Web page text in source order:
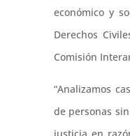
económico y
Derechos
Comisión
“Analizamos
de personas